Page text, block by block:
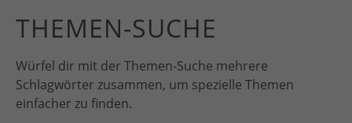
THEMEN-SUCHE
Würfel dir mit der Themen-Suche mehrere
Schlagwörter zusammen, um spezielle Themen
einfacher zu finden.